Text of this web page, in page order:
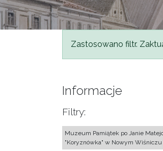
Komunikat
Zastosowano filtr.
Informacje
Filtry:
Muzeum Pamiątek po Janie
"Koryznówka" w Nowym Wiśniczu